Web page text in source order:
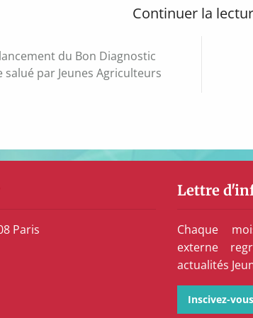
Continuer la
du Bon Diagnostic
salué par Jeunes Agriculteurs
Paris
Lettre
Chaque
externe
actualités
Inscivez-